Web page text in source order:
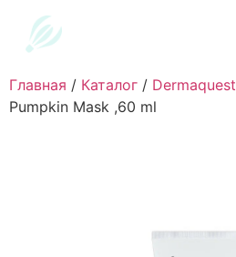
Главная / Каталог / Dermaquest
Pumpkin Mask ,60 ml